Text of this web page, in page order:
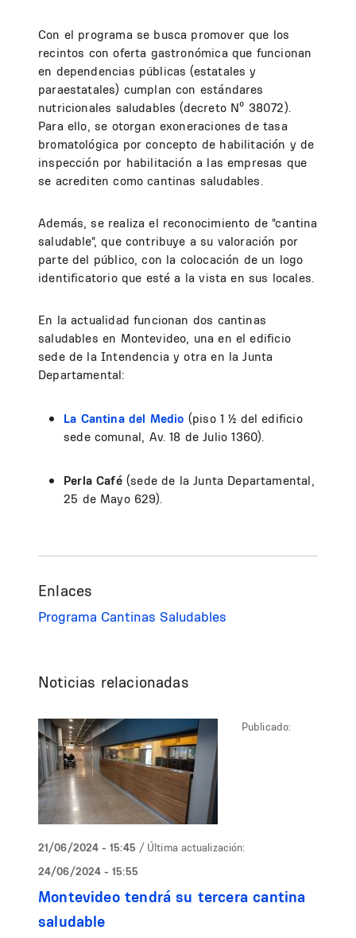
Con el programa se busca promover que los
recintos con oferta gastronómica que funcionan
en dependencias públicas (estatales y
paraestatales) cumplan con estándares
nutricionales saludables (decreto Nº 38072).
Para ello, se otorgan exoneraciones de tasa
bromatológica por concepto de habilitación y de
inspección por habilitación a las empresas que
se acrediten como cantinas saludables.
Además, se realiza el reconocimiento de "cantina
saludable", que contribuye a su valoración por
parte del público, con la colocación de un logo
identificatorio que esté a la vista en sus locales.
En la actualidad funcionan dos cantinas
saludables en Montevideo, una en el edificio
sede de la Intendencia y otra en la Junta
Departamental:
La Cantina del Medio (piso 1 ½ del edificio
sede comunal, Av. 18 de Julio 1360).
Perla Café(sede de la Junta Departamental,
25 de Mayo 629).
Enlaces
Programa Cantinas Saludables
Noticias relacionadas
Publicado:
21/06/2024 - 15:45 / Última actualización:
24/06/2024 - 15:55
Montevideo tendrá su tercera cantina
saludable